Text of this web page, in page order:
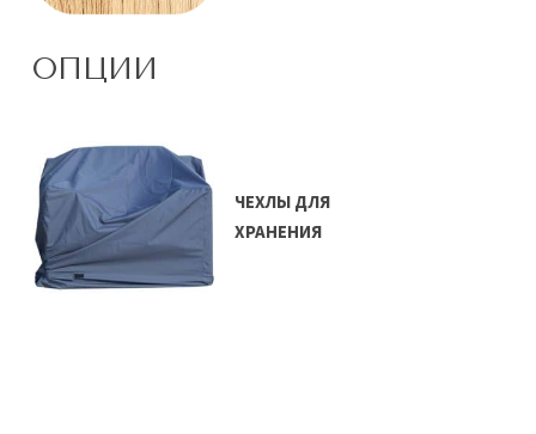
ОПЦИИ
ЧЕХЛЫ ДЛЯ
ХРАНЕНИЯ